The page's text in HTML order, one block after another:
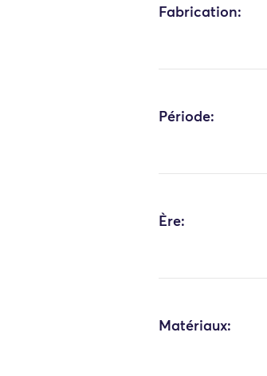
Fabrication:
Période:
Ère:
Matériaux: